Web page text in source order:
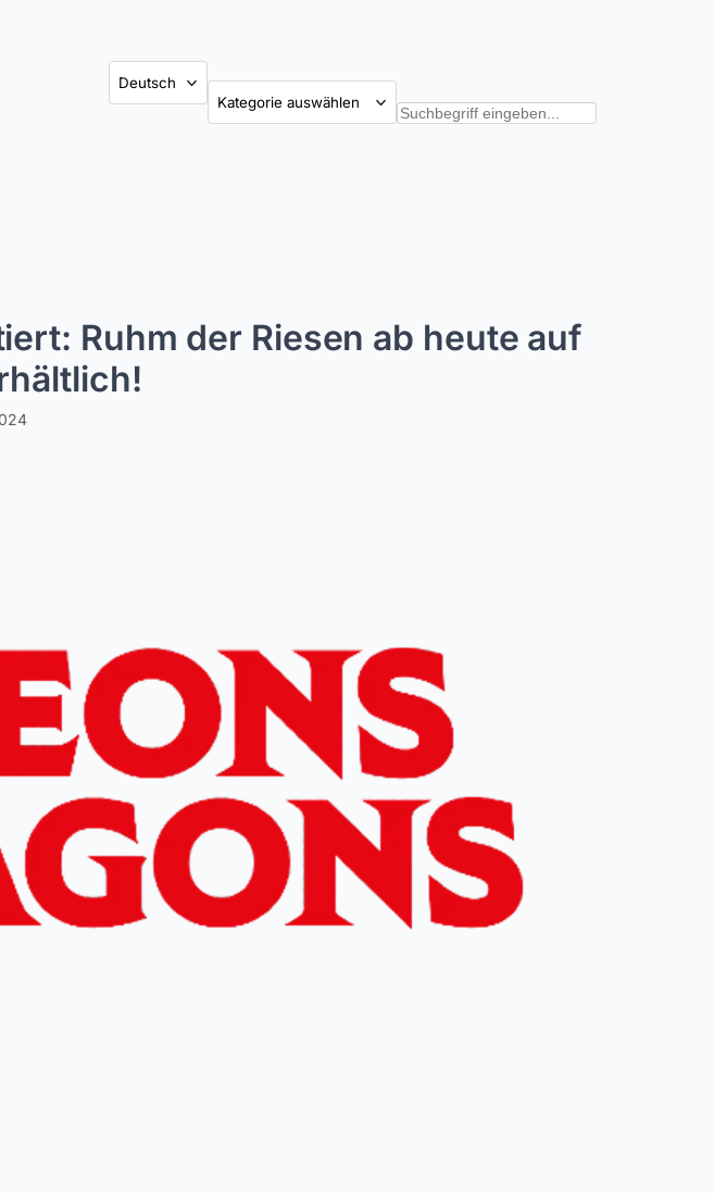
Suchen
Ruhm der Riesen ab heute auf